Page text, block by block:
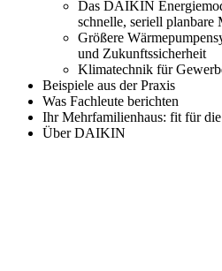
Das DAIKIN
schnelle, seriell planbare
Größere
und Zukunftssicherheit
Klimatechnik für
Beispiele aus der Praxis
Was Fachleute berichten
Ihr Mehrfamilienhaus: fit für
Über DAIKIN